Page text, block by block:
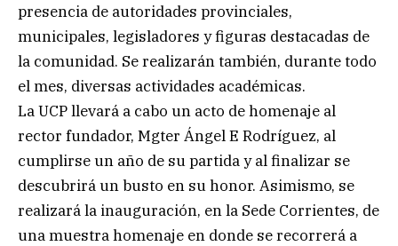
presencia de autoridades provinciales,
municipales, legisladores y figuras destacadas de
la comunidad. Se realizarán también, durante todo
el mes, diversas actividades académicas.
La UCP llevará a cabo un acto de homenaje al
rector fundador, Mgter Ángel E Rodríguez, al
cumplirse un año de su partida y al finalizar se
descubrirá un busto en su honor. Asimismo, se
realizará la inauguración, en la Sede Corrientes, de
una muestra homenaje en donde se recorrerá a